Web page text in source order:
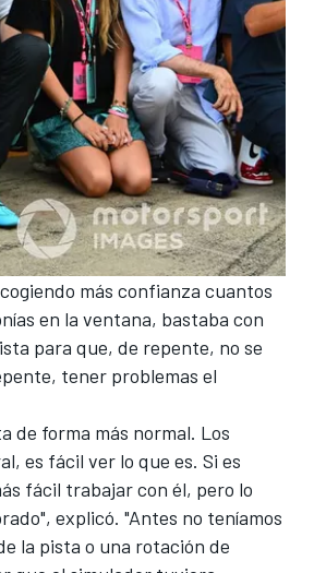
más confianza cuantos
en la ventana, bastaba con
para que, de repente, no se
tener problemas el
de forma más normal. Los
es fácil ver lo que es. Si es
fácil trabajar con él, pero lo
explicó. "Antes no teníamos
la pista o una rotación de